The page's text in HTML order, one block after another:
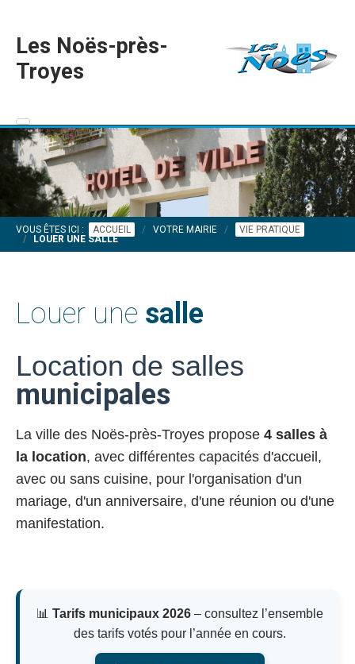
Les Noës-près-
Troyes
VOUS ÊTES ICI : ACCUEIL VOTRE MAIRIE
VIE PRATIQUE
LOUER UNE SALLE
Louer une salle
Location de salles
municipales
La ville des Noës-près-Troyes propose 4 salles à
la location, avec différentes capacités d'accueil,
avec ou sans cuisine, pour l'organisation d'un
mariage, d'un anniversaire, d'une réunion ou d'une
manifestation.
📊 Tarifs municipaux 2026– consultez l’ensemble
des tarifs votés pour l’année en cours.